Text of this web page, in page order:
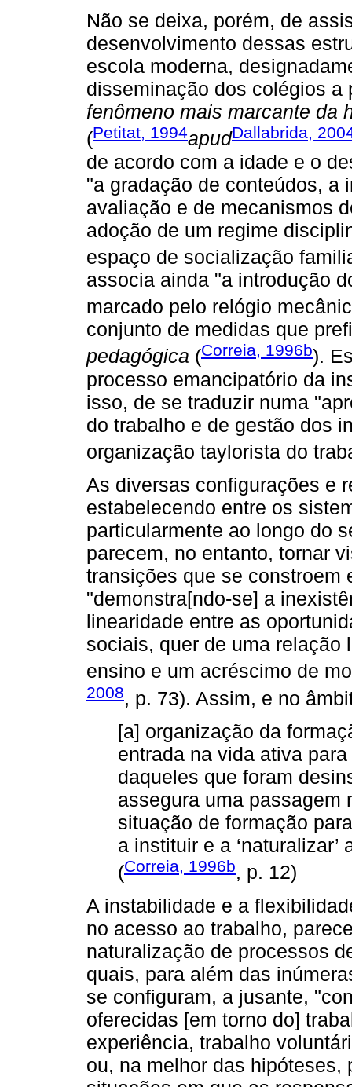
Não se deixa, porém, de
desenvolvimento dessas
escola moderna,
disseminação dos colégios a
fenômeno mais marcante da
(Petitat, 1994apudDallabrida,
de acordo com a idade e o
"a gradação de conteúdos, a
avaliação e de mecanismos
adoção de um regime
espaço de socialização
associa ainda "a introdução
marcado pelo relógio
conjunto de medidas que
pedagógica (Correia, 1996b).
processo emancipatório da
isso, de se traduzir numa
do trabalho e de gestão dos
organização taylorista do
As diversas configurações e
estabelecendo entre os
particularmente ao longo do
parecem, no entanto, tornar
transições que se constroem
"demonstra[ndo-se] a
linearidade entre as
sociais, quer de uma relação
ensino e um acréscimo de
2008, p. 73). Assim, e no
[a] organização da
entrada na vida ativa
daqueles que foram
assegura uma passagem
situação de formação
a instituir e a
(Correia, 1996b, p. 12)
A instabilidade e a
no acesso ao trabalho,
naturalização de processos
quais, para além das
se configuram, a jusante,
oferecidas [em torno do]
experiência, trabalho
ou, na melhor das hipóteses,